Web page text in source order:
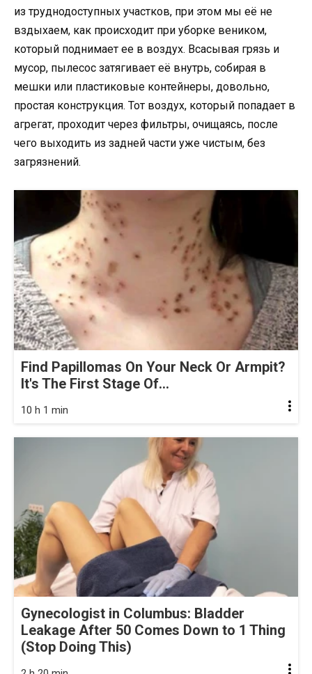
из труднодоступных участков, при этом мы её не
вздыхаем, как происходит при уборке веником,
который поднимает ее в воздух. Всасывая грязь и
мусор, пылесос затягивает её внутрь, собирая в
мешки или пластиковые контейнеры, довольно,
простая конструкция. Тот воздух, который попадает в
агрегат, проходит через фильтры, очищаясь, после
чего выходить из задней части уже чистым, без
загрязнений.
Find Papillomas On Your Neck Or Armpit?
It's The First Stage Of...
10 h 1 min
Gynecologist in Columbus: Bladder
Leakage After 50 Comes Down to 1 Thing
(Stop Doing This)